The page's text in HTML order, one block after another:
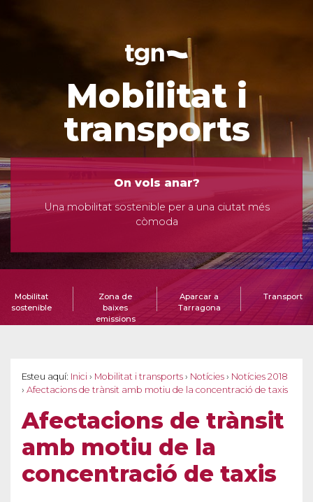
Mobilitat i
transports
On vols anar?
Una mobilitat sostenible per a una ciutat més
còmoda
Mobilitat
sostenible
Zona de
baixes
emissions
Aparcar a
Tarragona
Transport
Esteu aquí: Inici › Mobilitat i transports › Notícies › Notícies 2018
› Afectacions de trànsit amb motiu de la concentració de taxis
Afectacions de trànsit
amb motiu de la
concentració de taxis